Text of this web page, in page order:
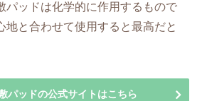
パッドは化学的に作用するもので
地と合わせて使用すると最高だと
パッドの公式サイトはこちら